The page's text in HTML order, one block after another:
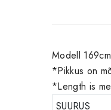
Modell
*Pikkus on
*Length is
SUURUS